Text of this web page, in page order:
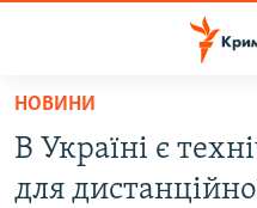
Перейти
основного
матеріалу
ВОДА.КРИМ
НОВИНИ
В Україні є
для